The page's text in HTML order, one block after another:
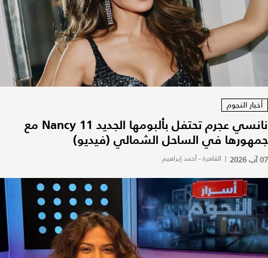
أخبار النجوم
نانسي عجرم تحتفل بألبومها الجديد Nancy 11 مع
جمهورها في الساحل الشمالي (فيديو)
07 آب 2026 | القاهرة - أحمد إبراهيم